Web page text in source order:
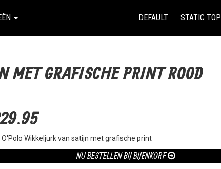
DEFAULT STATIC TOP
MET GRAFISCHE PRINT ROOD
O'Polo Wikkeljurk van satijn met grafische print
NU BESTELLEN BIJ BIJENKORF